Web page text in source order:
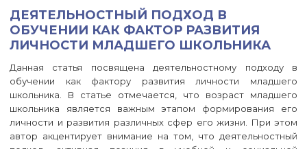
ДЕЯТЕЛЬНОСТНЫЙ ПОДХОД В
ОБУЧЕНИИ КАК ФАКТОР РАЗВИТИЯ
ЛИЧНОСТИ МЛАДШЕГО ШКОЛЬНИКА
Данная статья посвящена деятельностному подходу в
обучении как фактору развития личности младшего
школьника. В статье отмечается, что возраст младшего
школьника является важным этапом формирования его
личности и развития различных сфер его жизни. При этом
автор акцентирует внимание на том, что деятельностный